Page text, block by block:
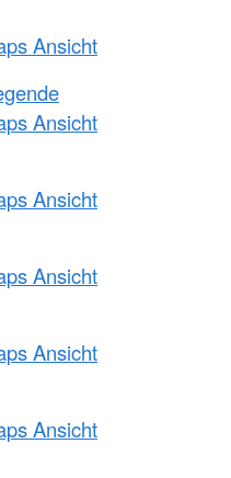
Ansicht
Ansicht
Ansicht
Ansicht
Ansicht
Ansicht